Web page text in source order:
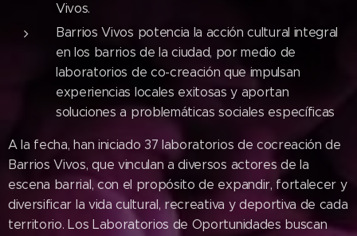
Vivos.
Barrios Vivos potencia la acción cultural integral
en los barrios de la ciudad, por medio de
laboratorios de co-creación que impulsan
experiencias locales exitosas y aportan
soluciones a problemáticas sociales específicas
A la fecha, han iniciado 37 laboratorios de cocreación de
Barrios Vivos, que vinculan a diversos actores de la
escena barrial, con el propósito de expandir, fortalecer y
diversificar la vida cultural, recreativa y deportiva de cada
territorio. Los Laboratorios de Oportunidades buscan